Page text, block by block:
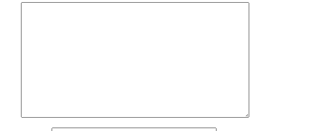
ー